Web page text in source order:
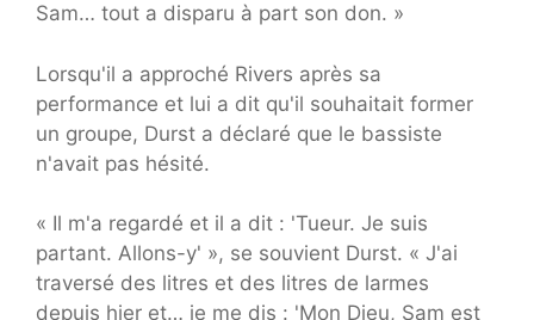
Sam… tout a disparu à part son don. »
Lorsqu'il a approché Rivers après sa
performance et lui a dit qu'il souhaitait former
un groupe, Durst a déclaré que le bassiste
n'avait pas hésité.
« Il m'a regardé et il a dit : 'Tueur. Je suis
partant. Allons-y' », se souvient Durst. « J'ai
traversé des litres et des litres de larmes
depuis hier et… je me dis : 'Mon Dieu, Sam est